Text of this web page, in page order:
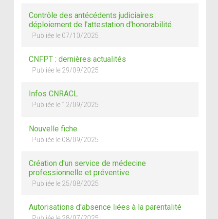
Contrôle des antécédents judiciaires :
déploiement de l'attestation d'honorabilité
Publiée le 07/10/2025
CNFPT : dernières actualités
Publiée le 29/09/2025
Infos CNRACL
Publiée le 12/09/2025
Nouvelle fiche
Publiée le 08/09/2025
Création d'un service de médecine
professionnelle et préventive
Publiée le 25/08/2025
Autorisations d'absence liées à la parentalité